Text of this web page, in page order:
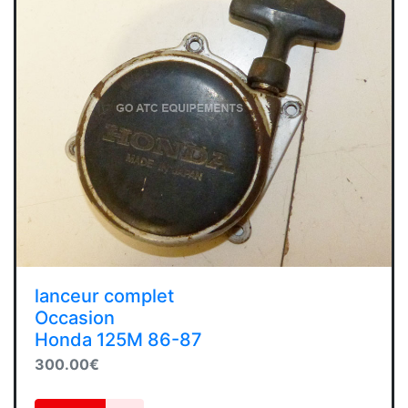
lanceur complet
Occasion
Honda 125M 86-87
300.00€